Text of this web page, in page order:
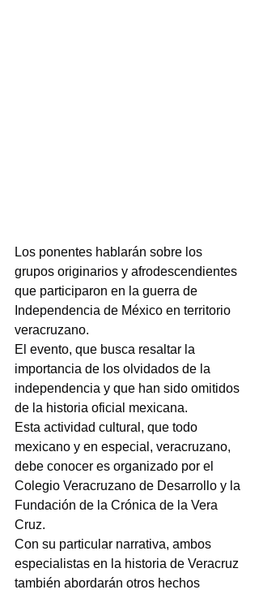
Los ponentes hablarán sobre los
grupos originarios y afrodescendientes
que participaron en la guerra de
Independencia de México en territorio
veracruzano.
El evento, que busca resaltar la
importancia de los olvidados de la
independencia y que han sido omitidos
de la historia oficial mexicana.
Esta actividad cultural, que todo
mexicano y en especial, veracruzano,
debe conocer es organizado por el
Colegio Veracruzano de Desarrollo y la
Fundación de la Crónica de la Vera
Cruz.
Con su particular narrativa, ambos
especialistas en la historia de Veracruz
también abordarán otros hechos